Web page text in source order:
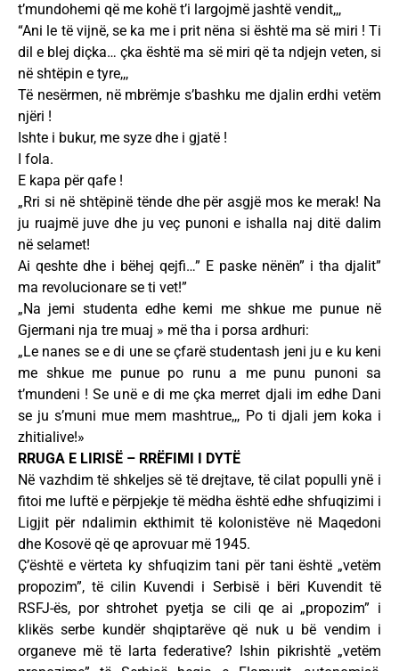
t’mundohemi që me kohë t’i largojmë jashtë vendit,,,
“Ani le të vijnë, se ka me i prit nëna si është ma së miri ! Ti
dil e blej diçka… çka është ma së miri që ta ndjejn veten, si
në shtëpin e tyre,,,
Të nesërmen, në mbrëmje s’bashku me djalin erdhi vetëm
njëri !
Ishte i bukur, me syze dhe i gjatë !
I fola.
E kapa për qafe !
„Rri si në shtëpinë tënde dhe për asgjë mos ke merak! Na
ju ruajmë juve dhe ju veç punoni e ishalla naj ditë dalim
në selamet!
Ai qeshte dhe i bëhej qejfi…” E paske nënën” i tha djalit”
ma revolucionare se ti vet!”
„Na jemi studenta edhe kemi me shkue me punue në
Gjermani nja tre muaj » më tha i porsa ardhuri:
„Le nanes se e di une se çfarë studentash jeni ju e ku keni
me shkue me punue po runu a me punu punoni sa
t’mundeni ! Se unë e di me çka merret djali im edhe Dani
se ju s’muni mue mem mashtrue,,, Po ti djali jem koka i
zhitialive!»
RRUGA E LIRISË – RRËFIMI I DYTË
Në vazhdim të shkeljes së të drejtave, të cilat populli ynë i
fitoi me luftë e përpjekje të mëdha është edhe shfuqizimi i
Ligjit për ndalimin ekthimit të kolonistëve në Maqedoni
dhe Kosovë që qe aprovuar më 1945.
Ç’është e vërteta ky shfuqizim tani për tani është „vetëm
propozim”, të cilin Kuvendi i Serbisë i bëri Kuvendit të
RSFJ-ës, por shtrohet pyetja se cili qe ai „propozim” i
klikës serbe kundër shqiptarëve që nuk u bë vendim i
organeve më të larta federative? Ishin pikrishtë „vetëm